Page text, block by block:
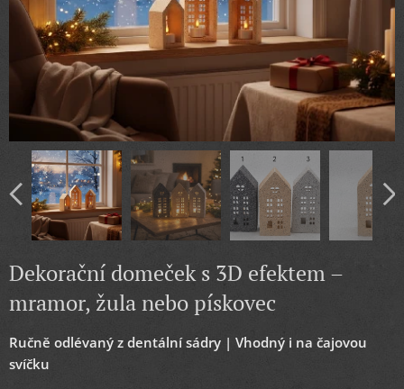
Dekorační domeček s 3D efektem –
mramor, žula nebo pískovec
Ručně odlévaný z dentální sádry | Vhodný i na čajovou
svíčku